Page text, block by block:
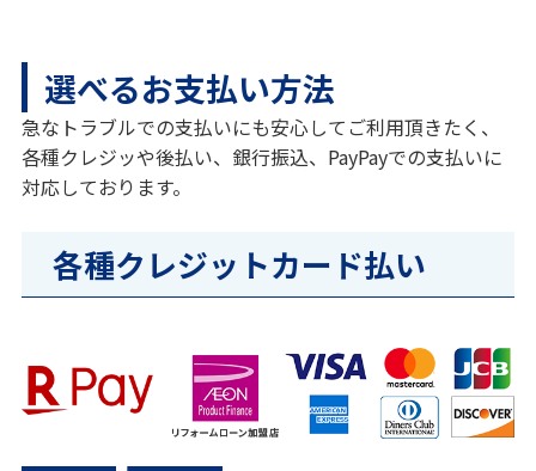
選べるお支払い方法
急なトラブルでの支払いにも安心してご利用頂きたく、
各種クレジッや後払い、銀行振込、PayPayでの支払いに
対応しております。
各種クレジットカード払い